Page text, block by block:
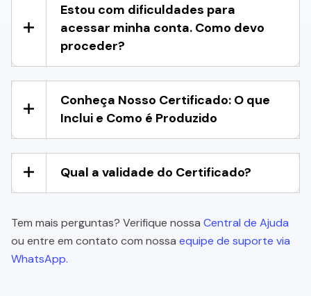
Estou com dificuldades para
acessar minha conta. Como devo
proceder?
Conheça Nosso Certificado: O que
Inclui e Como é Produzido
Qual a validade do Certificado?
Tem mais perguntas? Verifique nossa Central de Ajuda
ou entre em contato com nossa equipe de suporte via
WhatsApp.